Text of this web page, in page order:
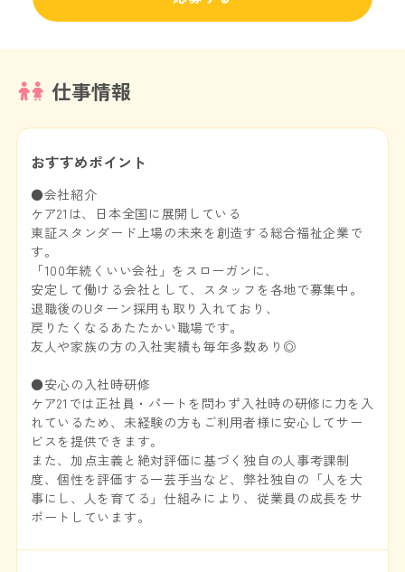
仕事情報
おすすめポイント
●会社紹介
ケア21は、日本全国に展開している
東証スタンダード上場の未来を創造する総合福祉企業で
す。
「100年続くいい会社」をスローガンに、
安定して働ける会社として、スタッフを各地で募集中。
退職後のUターン採用も取り入れており、
戻りたくなるあたたかい職場です。
友人や家族の方の入社実績も毎年多数あり◎
●安心の入社時研修
ケア21では正社員・パートを問わず入社時の研修に力を入
れているため、未経験の方もご利用者様に安心してサー
ビスを提供できます。
また、加点主義と絶対評価に基づく独自の人事考課制
度、個性を評価する一芸手当など、弊社独自の「人を大
事にし、人を育てる」仕組みにより、従業員の成長をサ
ポートしています。